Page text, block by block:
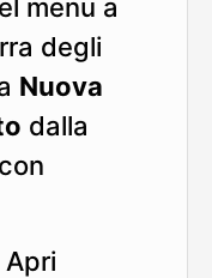
menu a
degli
Nuova
dalla
Apri